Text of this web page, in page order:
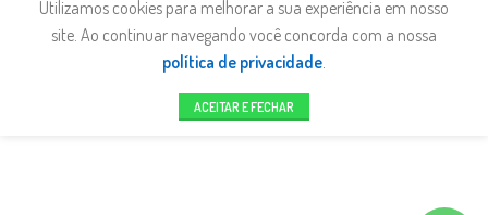
Utilizamos cookies para melhorar a sua experiência em nosso
site. Ao continuar navegando você concorda com a nossa
política de privacidade.
ACEITAR E FECHAR